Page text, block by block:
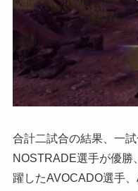
合計二試合の結果、一
NOSTRADE選手が優勝
躍したAVOCADO選手